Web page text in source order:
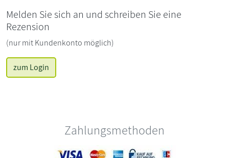
Melden Sie sich an und schreiben Sie eine
Rezension
(nur mit Kundenkonto möglich)
zum Login
Zahlungsmethoden